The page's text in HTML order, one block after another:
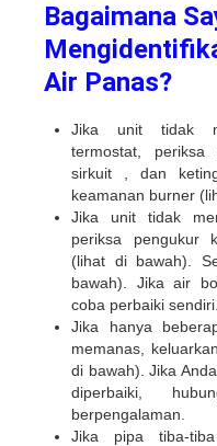
Bagaimana
Air Panas?
Jika unit tidak
termostat,
sirkuit , dan
keamanan burner
Jika unit tidak
periksa pengukur
(lihat di bawah).
bawah). Jika air
coba perbaiki sendiri.
Jika hanya
memanas,
di bawah). Jika
diperbaiki,
berpengalaman.
Jika pipa tiba-